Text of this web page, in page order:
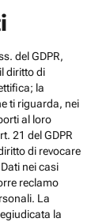
del GDPR,
diritto di
la
ti riguarda, nei
al loro
21 del GDPR
di revocare
nei casi
reclamo
La
la